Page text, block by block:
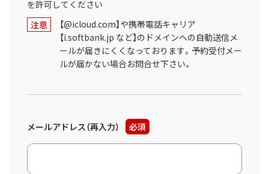
を許可してください
注意
【@icloud.com】や携帯電話キャリア
【i.softbank.jp など】のドメインへの自動送信メ
ールが届きにくくなっております。予約受付メー
ルが届かない場合お問合せ下さい。
メールアドレス（再入力） 必須